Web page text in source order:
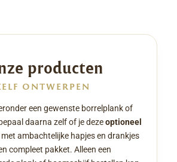
producten
ONTWERPEN
een gewenste borrelplank of
daarna zelf of je dezeoptioneel
ambachtelijke hapjes en drankjes
compleet pakket. Alleen een